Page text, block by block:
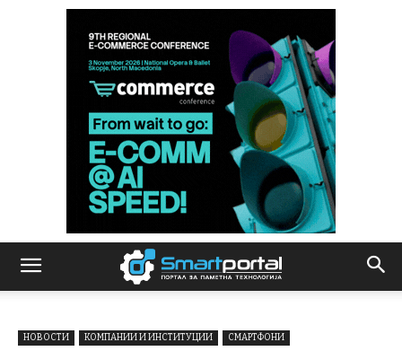
НОВОСТИ КОМПАНИИ И ИНСТИТУЦИИ СМАРТФОНИ